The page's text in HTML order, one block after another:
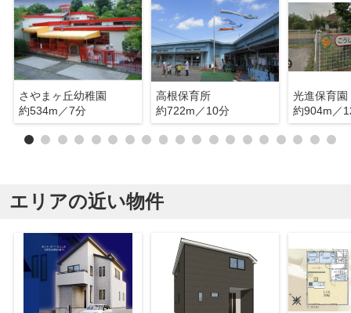
さやまヶ丘幼稚園
約534m／7分
高根保育所
約722m／10分
光進保育園
約904m／
エリアの近い物件